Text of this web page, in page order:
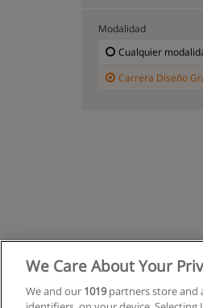
Modalidad
Cualquier
Carrera Diseño
We Care About Your
We and our 1019partners store and